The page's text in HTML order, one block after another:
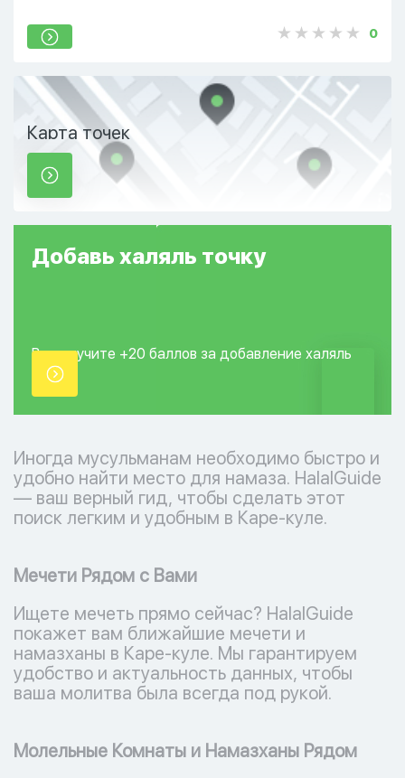
0
Карта точек
Добавь халяль точку
Вы получите +20 баллов за добавление халяль
точки.
Иногда мусульманам необходимо быстро и
удобно найти место для намаза. HalalGuide
— ваш верный гид, чтобы сделать этот
поиск легким и удобным в Каре-куле.
Мечети Рядом с Вами
Ищете мечеть прямо сейчас? HalalGuide
покажет вам ближайшие мечети и
намазханы в Каре-куле. Мы гарантируем
удобство и актуальность данных, чтобы
ваша молитва была всегда под рукой.
Молельные Комнаты и Намазханы Рядом